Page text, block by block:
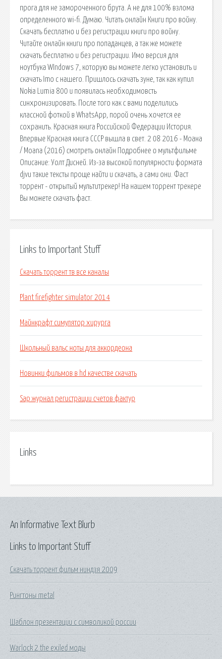
прога для не замороченного брута. А не для 100% взлома
определенного wi-fi. Думаю. Читать онлайн Книги про войну.
Скачать бесплатно и без регистрации книги про войну.
Читайте онлайн книги про попаданцев, а так же можете
скачать бесплатно и без регистрации. Имо версия для
ноутбука WIndows 7, которую вы можете легко установить и
скачать Imo с нашего. Пришлось скачать зуне, так как купил
Nokia Lumia 800 и появилась необходимовсть
синхронизировать. После того как с вами поделились
классной фоткой в WhatsApp, порой очень хочется ее
сохранить. Красная книга Российской Федерации История.
Впервые Красная книга СССР вышла в свет. 2 08 2016 - Моана
/ Moana (2016) смотреть онлайн Подробнее о мультфильме
Описание: Уолт Дисней. Из-за высокой популярности формата
djvu такие тексты проще найти и скачать, а сами они. Фаст
торрент - открытый мультитрекер! На нашем торрент трекере
Вы можете скачать фаст.
Links to Important Stuff
Скачать торрент тв все каналы
Plant firefighter simulator 2014
Майнкрафт симулятор хирурга
Школьный вальс ноты для аккордеона
Новинки фильмов в hd качестве скачать
Sap журнал регистрации счетов фактур
Links
Links to Important Stuff
Скачать торрент фильм ниндзя 2009
Рингтоны metal
Шаблон презентации с символикой россии
Warlock 2 the exiled моды
An Informative Text Blurb